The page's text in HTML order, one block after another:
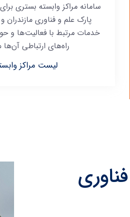
سامانه مراکز وابسته بستری
پارک علم و فناوری مازندران
خدمات مرتبط با فعالیت‌ها و
راه‌های ارتباطی
لیست مراکز